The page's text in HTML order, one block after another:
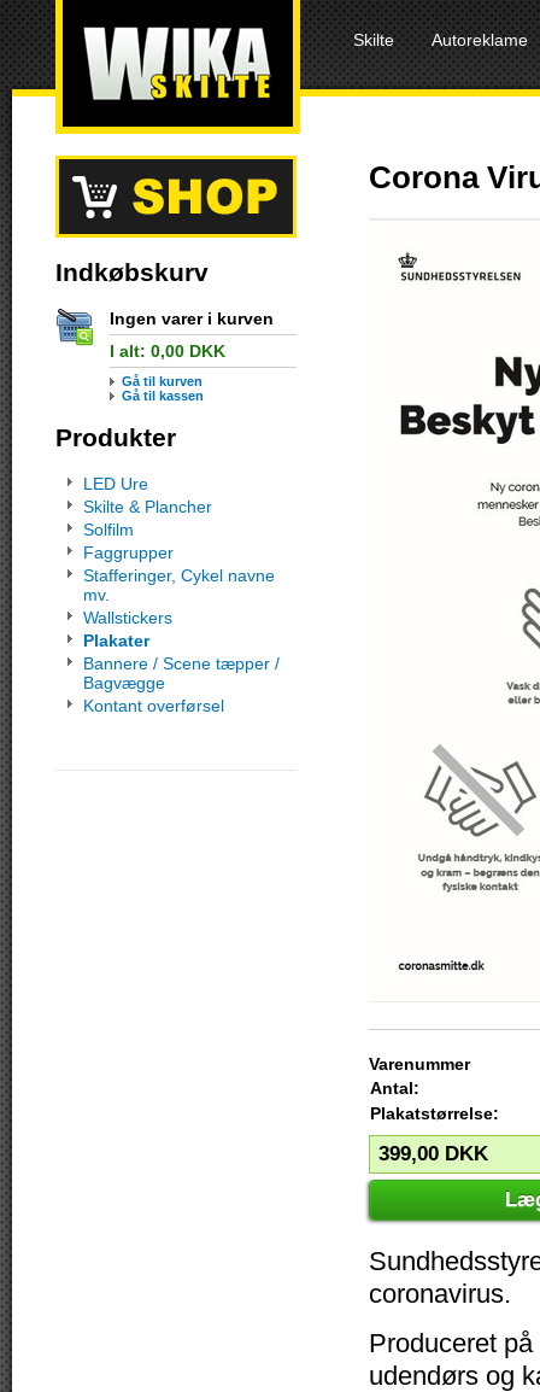
Skilte Autoreklame
Indkøbskurv
Ingen varer i kurven
I alt: 0,00 DKK
Gå til kurven
Gå til kassen
Produkter
LED Ure
Skilte & Plancher
Solfilm
Faggrupper
Stafferinger, Cykel navne
mv.
Wallstickers
Plakater
Bannere / Scene tæpper /
Bagvægge
Kontant overførsel
Corona
Varenummer
Antal:
Plakatstørrelse:
399,00 DKK
coronavirus.
Produceret
udendørs og